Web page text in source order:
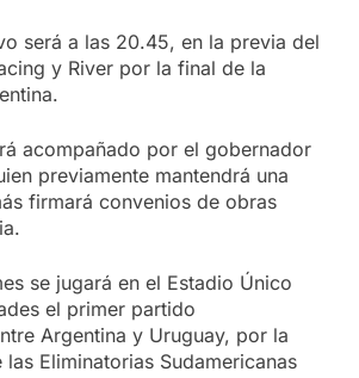
será a las 20.45, en la previa del
y River por la final de la
acompañado por el gobernador
previamente mantendrá una
firmará convenios de obras
se jugará en el Estadio Único
el primer partido
Argentina y Uruguay, por la
Eliminatorias Sudamericanas